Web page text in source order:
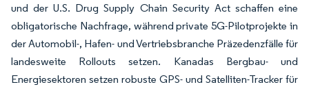
und der U.S. Drug Supply Chain Security Act schaffen eine
obligatorische Nachfrage, während private 5G-Pilotprojekte in
der Automobil-, Hafen- und Vertriebsbranche Präzedenzfälle für
landesweite Rollouts setzen. Kanadas Bergbau- und
Energiesektoren setzen robuste GPS- und Satelliten-Tracker für